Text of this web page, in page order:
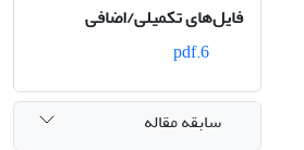
فایل‌های تکمیلی/اضافی
سابقه مقاله